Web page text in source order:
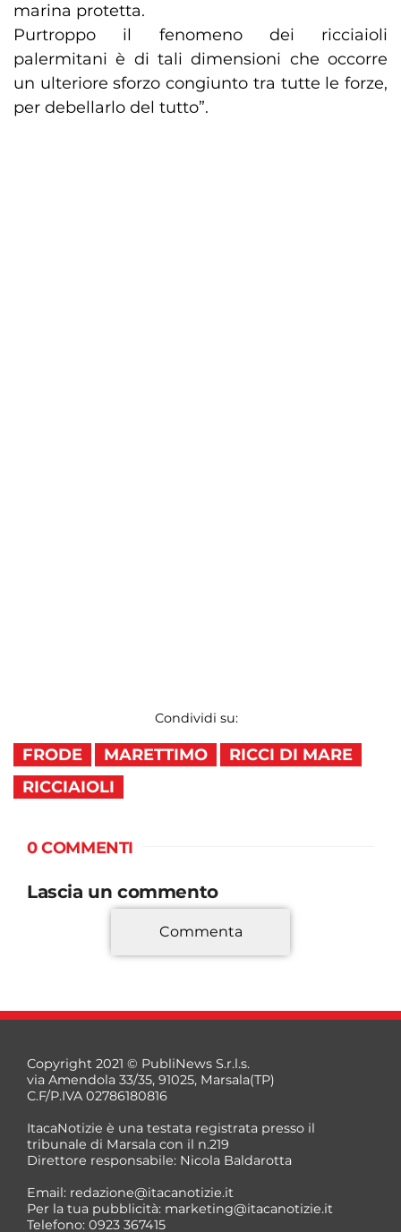
marina protetta.
Purtroppo il fenomeno dei ricciaioli
palermitani è di tali dimensioni che occorre
un ulteriore sforzo congiunto tra tutte le forze,
per debellarlo del tutto”.
Condividi su:
FRODE MARETTIMO
RICCI DI MARE
RICCIAIOLI
0 COMMENTI
Lascia un commento
*
*
Commenta
Copyright 2021 © PubliNews S.r.l.s.
via Amendola 33/35, 91025, Marsala(TP)
C.F/P.IVA 02786180816
ItacaNotizie è una testata registrata presso il
tribunale di Marsala con il n.219
Direttore responsabile: Nicola Baldarotta
Email: redazione@itacanotizie.it
Per la tua pubblicità: marketing@itacanotizie.it
Telefono: 0923 367415